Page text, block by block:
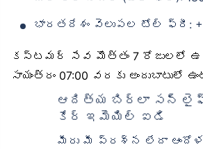
భారతదేశం వెలుపల టోల్ ఫ్రీ:
కస్టమర్ సేవ మొత్తం 7 రోజులలో
సాయంత్రం 07:00 వరకు అందుబాటులో
ఆదిత్య బిర్లా సన్
కేర్ ఇమెయిల్ ఐడి
మీరు మీ ప్రశ్న లేదా